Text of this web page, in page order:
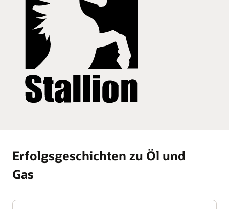
Erfolgsgeschichten zu Öl und
Gas